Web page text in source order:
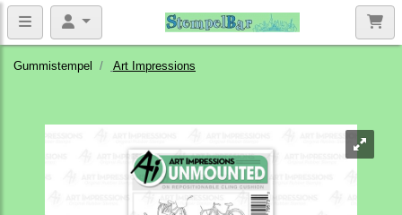
Gummistempel Art Impressions